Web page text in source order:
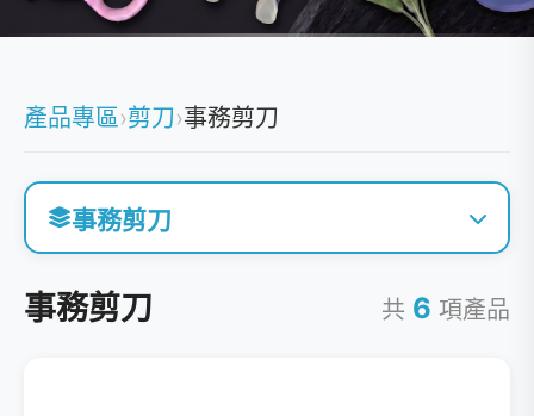
產品專區›剪刀›事務剪刀
事務剪刀
事務剪刀 共 6 項產品